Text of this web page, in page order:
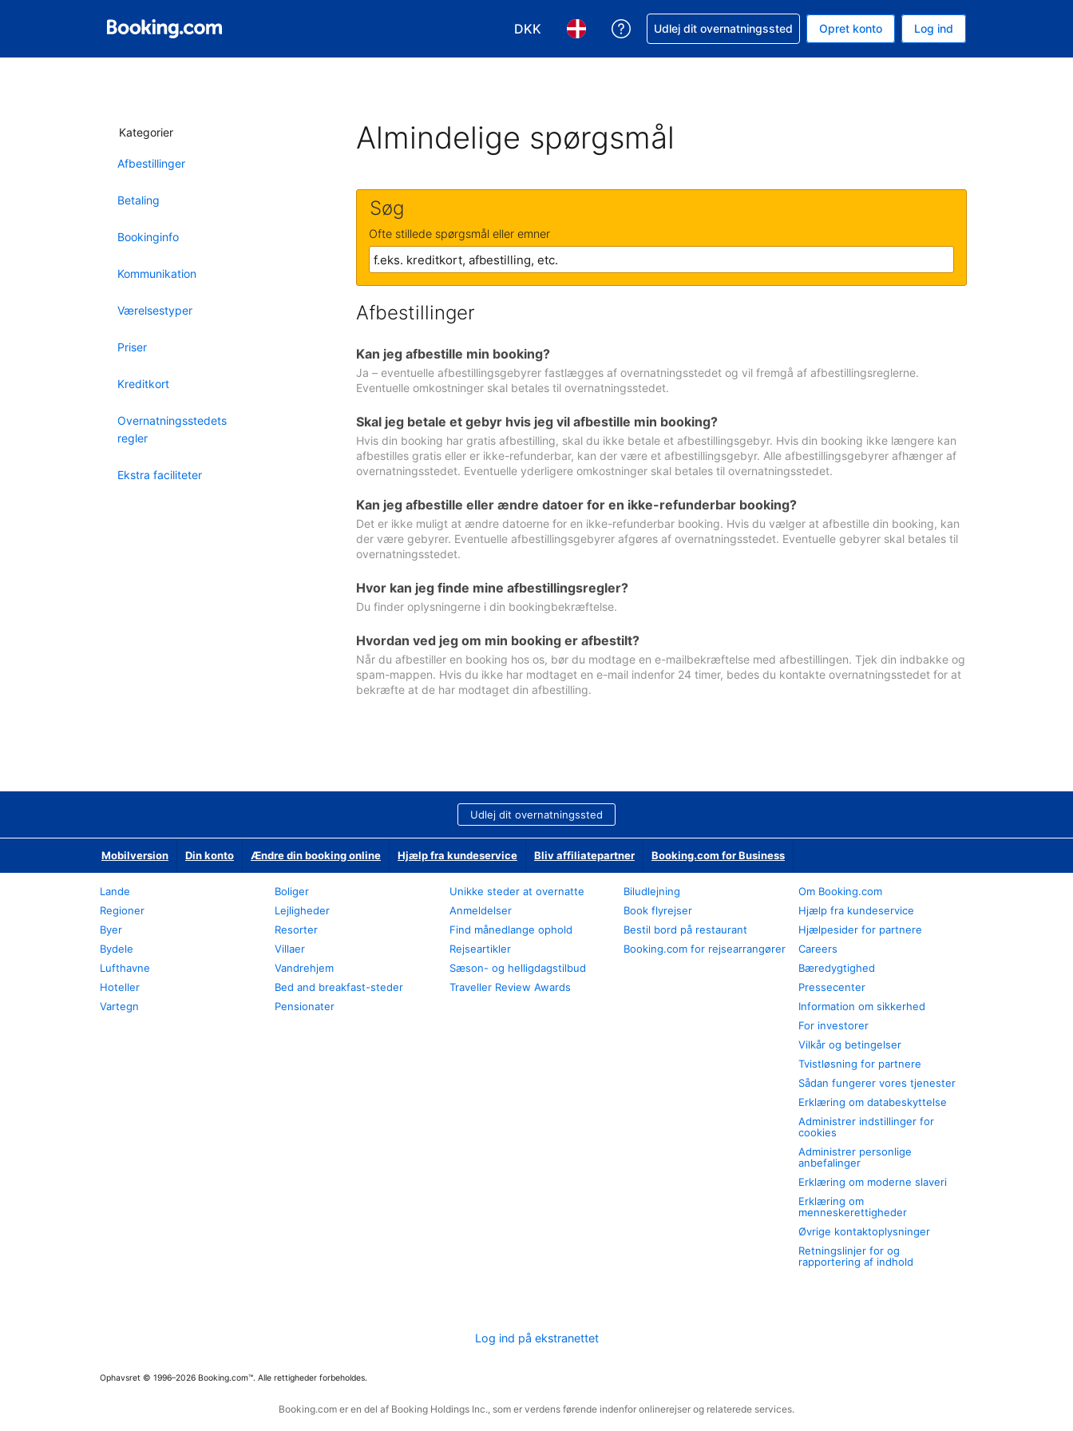
DKK
Vælg valuta. Din nuværende valuta er Danske kroner
Vælg sprog. Dit nuværende sprog er Dansk
Få hjælp til en booking
Udlej dit overnatningssted Opret konto Log ind
Kategorier
Afbestillinger
Betaling
Bookinginfo
Kommunikation
Værelsestyper
Priser
Kreditkort
Overnatningsstedets
regler
Ekstra faciliteter
Almindelige spørgsmål
Søg
Ofte stillede spørgsmål eller emner
Afbestillinger
Kan jeg afbestille min booking?
Ja – eventuelle afbestillingsgebyrer fastlægges af overnatningsstedet og vil fremgå af afbestillingsreglerne.
Eventuelle omkostninger skal betales til overnatningsstedet.
Skal jeg betale et gebyr hvis jeg vil afbestille min booking?
Hvis din booking har gratis afbestilling, skal du ikke betale et afbestillingsgebyr. Hvis din booking ikke længere kan
afbestilles gratis eller er ikke-refunderbar, kan der være et afbestillingsgebyr. Alle afbestillingsgebyrer afhænger af
overnatningsstedet. Eventuelle yderligere omkostninger skal betales til overnatningsstedet.
Kan jeg afbestille eller ændre datoer for en ikke-refunderbar booking?
Det er ikke muligt at ændre datoerne for en ikke-refunderbar booking. Hvis du vælger at afbestille din booking, kan
der være gebyrer. Eventuelle afbestillingsgebyrer afgøres af overnatningsstedet. Eventuelle gebyrer skal betales til
overnatningsstedet.
Hvor kan jeg finde mine afbestillingsregler?
Du finder oplysningerne i din bookingbekræftelse.
Hvordan ved jeg om min booking er afbestilt?
Når du afbestiller en booking hos os, bør du modtage en e-mailbekræftelse med afbestillingen. Tjek din indbakke og
spam-mappen. Hvis du ikke har modtaget en e-mail indenfor 24 timer, bedes du kontakte overnatningsstedet for at
bekræfte at de har modtaget din afbestilling.
Udlej dit overnatningssted
Mobilversion Din konto Ændre din booking online Hjælp fra kundeservice Bliv affiliatepartner Booking.com for Business
Lande
Regioner
Byer
Bydele
Lufthavne
Hoteller
Vartegn
Boliger
Lejligheder
Resorter
Villaer
Vandrehjem
Bed and breakfast-steder
Pensionater
Unikke steder at overnatte
Anmeldelser
Find månedlange ophold
Rejseartikler
Sæson- og helligdagstilbud
Traveller Review Awards
Biludlejning
Book flyrejser
Bestil bord på restaurant
Booking.com for rejsearrangører
Om Booking.com
Hjælp fra kundeservice
Hjælpesider for partnere
Careers
Bæredygtighed
Pressecenter
Information om sikkerhed
For investorer
Vilkår og betingelser
Tvistløsning for partnere
Sådan fungerer vores tjenester
Erklæring om databeskyttelse
Administrer indstillinger for
cookies
Administrer personlige
anbefalinger
Erklæring om moderne slaveri
Erklæring om
menneskerettigheder
Øvrige kontaktoplysninger
Retningslinjer for og
rapportering af indhold
Log ind på ekstranettet
Ophavsret © 1996–2026 Booking.com™. Alle rettigheder forbeholdes.
Booking.com er en del af Booking Holdings Inc., som er verdens førende indenfor onlinerejser og relaterede services.